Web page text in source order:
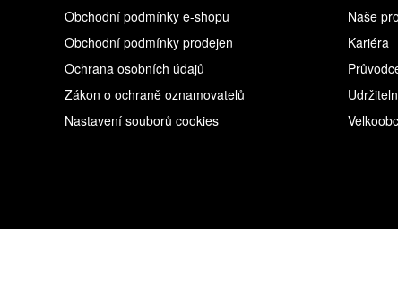
Obchodní podmínky e-shopu
Obchodní podmínky prodejen
Ochrana osobních údajů
Zákon o ochraně oznamovatelů
Nastavení souborů cookies
Naše
Kariéra